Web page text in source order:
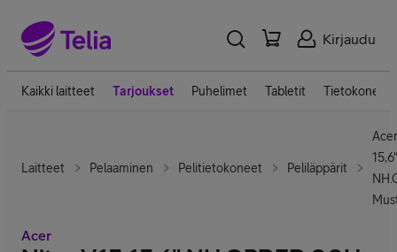
Kirjaudu
Kaikki laitteet Tarjoukset Puhelimet Tabletit Tietokoneet
Laitteet Pelaaminen Pelitietokoneet Peliläppärit
15,6"
Acer